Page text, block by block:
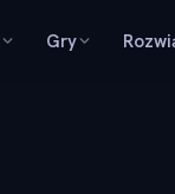
Gry